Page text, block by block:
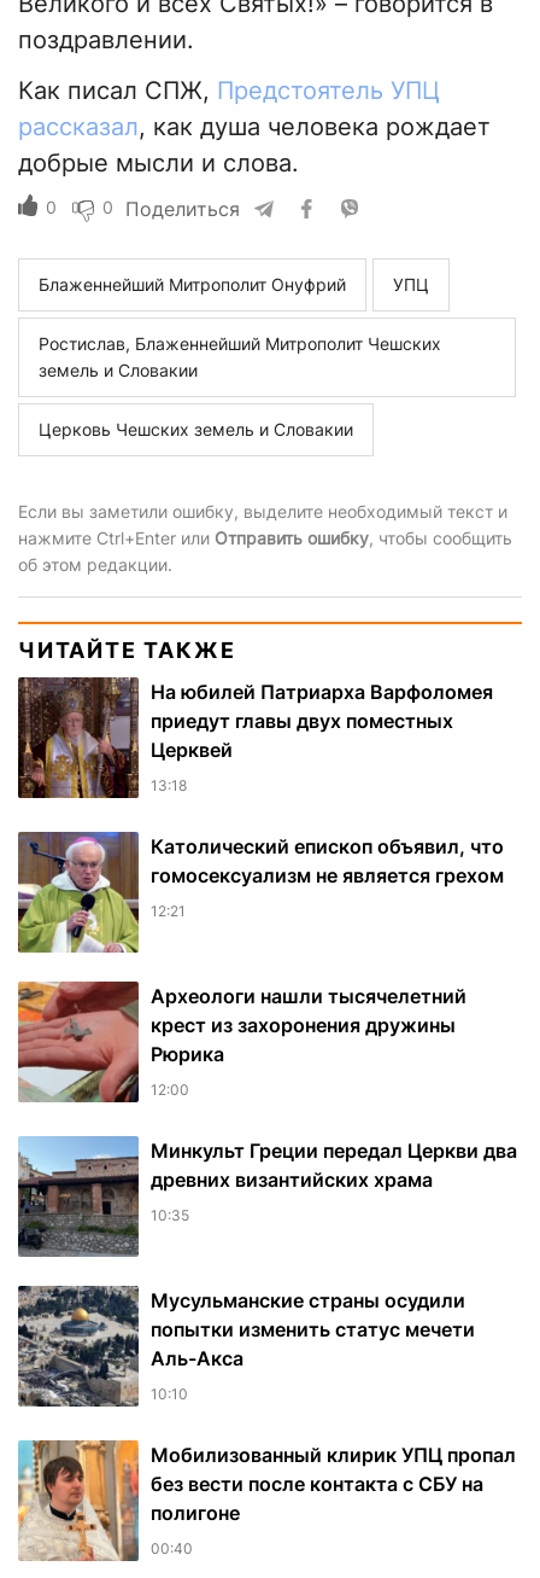
поздравлении.
Как писал СПЖ, Предстоятель УПЦ
рассказал, как душа человека рождает
добрые мысли и слова.
0 0 Поделиться
Блаженнейший Митрополит Онуфрий УПЦ
Ростислав, Блаженнейший Митрополит Чешских
земель и Словакии
Церковь Чешских земель и Словакии
Если вы заметили ошибку, выделите необходимый текст и
нажмите Ctrl+Enter или Отправить ошибку, чтобы сообщить
об этом редакции.
ЧИТАЙТЕ ТАКЖЕ
На юбилей Патриарха Варфоломея
приедут главы двух поместных
Церквей
13:18
Католический епископ объявил, что
гомосексуализм не является грехом
12:21
Археологи нашли тысячелетний
крест из захоронения дружины
Рюрика
12:00
Минкульт Греции передал Церкви два
древних византийских храма
10:35
Мусульманские страны осудили
попытки изменить статус мечети
Аль-Акса
10:10
Мобилизованный клирик УПЦ пропал
без вести после контакта с СБУ на
полигоне
00:40